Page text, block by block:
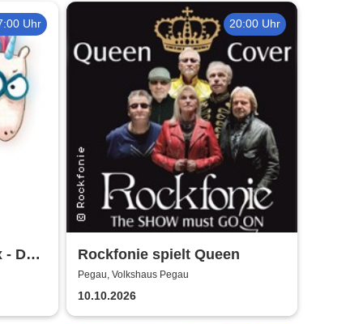
Uhr
Das
20:00 Uhr
Rockfonie spielt Queen
Pegau, Volkshaus Pegau
10.10.2026